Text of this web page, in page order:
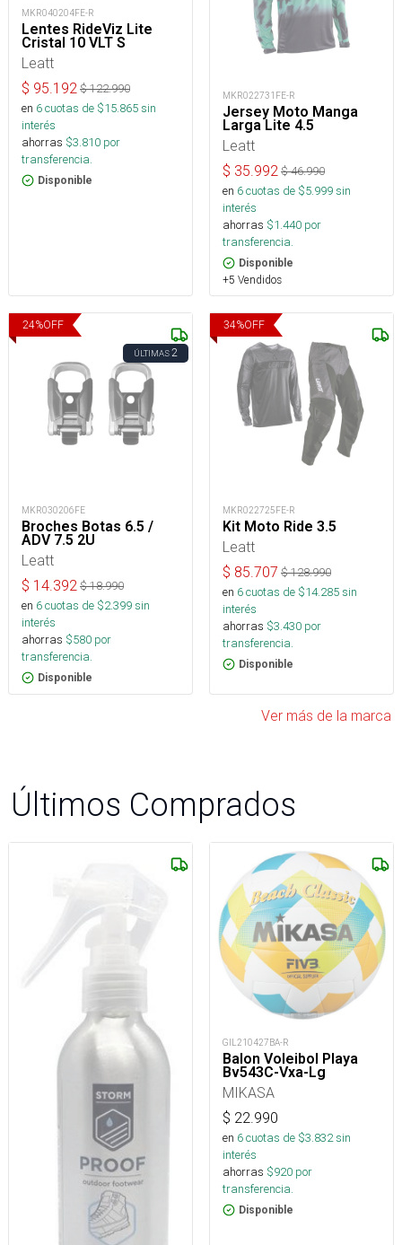
MKR040204FE-R
Lentes RideViz Lite
Cristal 10 VLT S
Leatt
$ 95.192 $122.990
en 6cuotas de $15.865sin
interés
ahorras $3.810 por
transferencia.
Disponible
MKR022731FE-R
Jersey Moto Manga
Larga Lite 4.5
Leatt
$ 35.992 $46.990
en 6cuotas de $5.999sin
interés
ahorras $1.440 por
transferencia.
Disponible
+5 Vendidos
24%OFF
ÚLTIMAS2
MKR030206FE
Broches Botas 6.5 /
ADV 7.5 2U
Leatt
$ 14.392 $18.990
en 6cuotas de $2.399sin
interés
ahorras $580 por
transferencia.
Disponible
34%OFF
MKR022725FE-R
Kit Moto Ride 3.5
Leatt
$ 85.707 $128.990
en 6cuotas de $14.285sin
interés
ahorras $3.430 por
transferencia.
Disponible
Ver más de la marca
Últimos Comprados
GIL210427BA-R
Balon Voleibol Playa
Bv543C-Vxa-Lg
MIKASA
$ 22.990
en 6cuotas de $3.832sin
interés
ahorras $920 por
transferencia.
Disponible